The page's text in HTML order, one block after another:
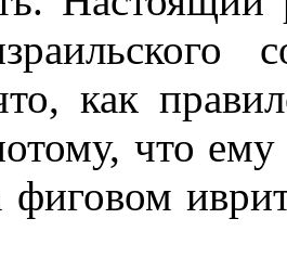
как
что
фиговом